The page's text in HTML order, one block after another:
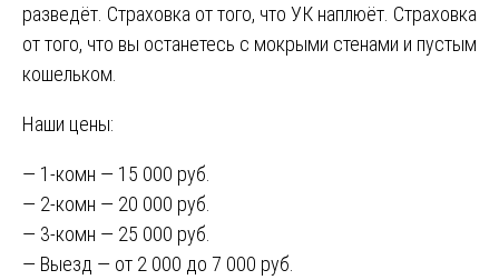
разведёт. Страховка от того, что УК наплюёт. Страховка
от того, что вы останетесь с мокрыми стенами и пустым
кошельком.
Наши цены:
— 1-комн — 15 000 руб.
— 2-комн — 20 000 руб.
— 3-комн — 25 000 руб.
— Выезд — от 2 000 до 7 000 руб.